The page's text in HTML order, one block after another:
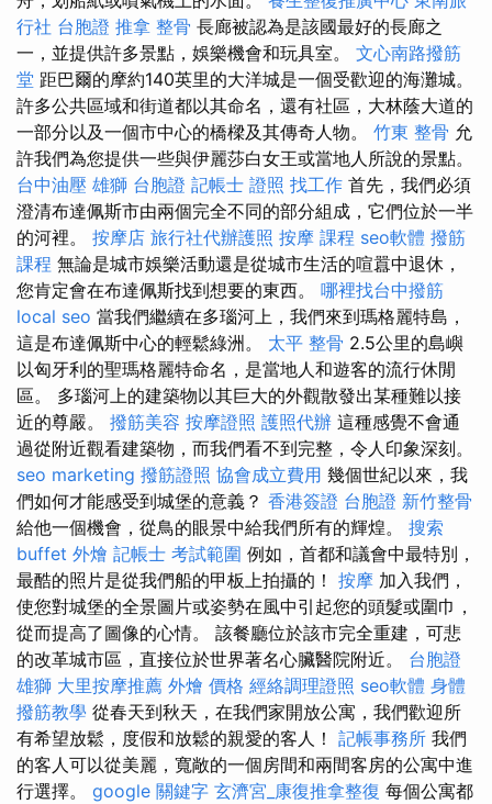
行社 台胞證 推拿 整骨 長廊被認為是該國最好的長廊之
一，並提供許多景點，娛樂機會和玩具室。 文心南路撥筋
堂 距巴爾的摩約140英里的大洋城是一個受歡迎的海灘城。
許多公共區域和街道都以其命名，還有社區，大林蔭大道的
一部分以及一個市中心的橋樑及其傳奇人物。 竹東 整骨 允
許我們為您提供一些與伊麗莎白女王或當地人所說的景點。
台中油壓 雄獅 台胞證 記帳士 證照 找工作 首先，我們必須
澄清布達佩斯市由兩個完全不同的部分組成，它們位於一半
的河裡。 按摩店 旅行社代辦護照 按摩 課程 seo軟體 撥筋
課程 無論是城市娛樂活動還是從城市生活的喧囂中退休，
您肯定會在布達佩斯找到想要的東西。 哪裡找台中撥筋
local seo 當我們繼續在多瑙河上，我們來到瑪格麗特島，
這是布達佩斯中心的輕鬆綠洲。 太平 整骨 2.5公里的島嶼
以匈牙利的聖瑪格麗特命名，是當地人和遊客的流行休閒
區。 多瑙河上的建築物以其巨大的外觀散發出某種難以接
近的尊嚴。 撥筋美容 按摩證照 護照代辦 這種感覺不會通
過從附近觀看建築物，而我們看不到完整，令人印象深刻。
seo marketing 撥筋證照 協會成立費用 幾個世紀以來，我
們如何才能感受到城堡的意義？ 香港簽證 台胞證 新竹整骨
給他一個機會，從鳥的眼景中給我們所有的輝煌。 搜索
buffet 外燴 記帳士 考試範圍 例如，首都和議會中最特別，
最酷的照片是從我們船的甲板上拍攝的！ 按摩 加入我們，
使您對城堡的全景圖片或姿勢在風中引起您的頭髮或圍巾，
從而提高了圖像的心情。 該餐廳位於該市完全重建，可悲
的改革城市區，直接位於世界著名心臟醫院附近。 台胞證
雄獅 大里按摩推薦 外燴 價格 經絡調理證照 seo軟體 身體
撥筋教學 從春天到秋天，在我們家開放公寓，我們歡迎所
有希望放鬆，度假和放鬆的親愛的客人！ 記帳事務所 我們
的客人可以從美麗，寬敞的一個房間和兩間客房的公寓中進
行選擇。 google 關鍵字 玄濟宮_康復推拿整復 每個公寓都